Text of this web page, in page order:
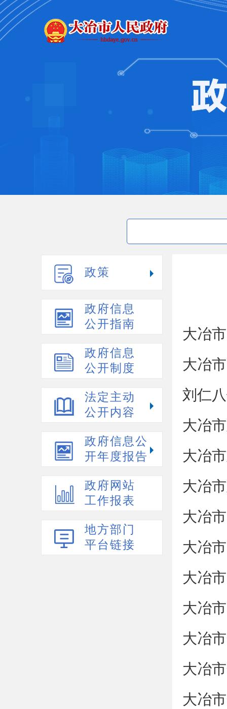
政策
政府信息
公开指南
政府信息
公开制度
法定主动
公开内容
政府信息公
开年度报告
政府网站
工作报表
地方部门
平台链接
大冶
大冶
刘仁
大冶
大冶
大冶
大冶
大冶
大冶
大冶
大冶
大冶
大冶